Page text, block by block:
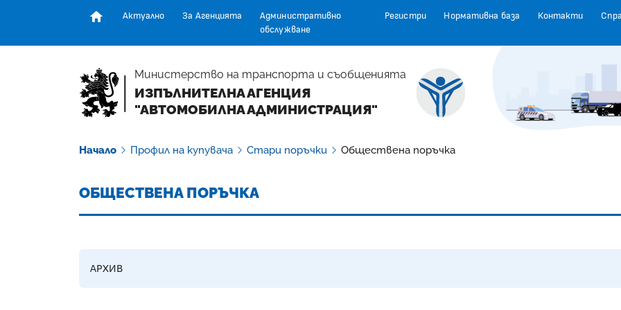
Актуално За Агенцията
Административно
обслужване
Регистри Нормативна база Контакти
Министерство на транспорта и съобщенията
ИЗПЪЛНИТЕЛНА АГЕНЦИЯ
"АВТОМОБИЛНА АДМИНИСТРАЦИЯ"
Начало Профил на купувача Стари поръчки Обществена поръчка
ОБЩЕСТВЕНА ПОРЪЧКА
АРХИВ